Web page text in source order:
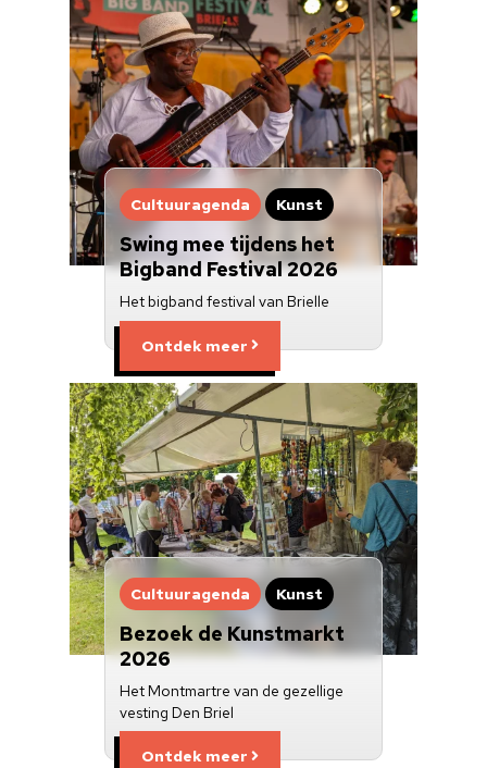
Cultuuragenda Kunst
Swing mee tijdens het
Bigband Festival 2026
Het bigband festival van Brielle
Ontdek meer
Cultuuragenda Kunst
Bezoek de Kunstmarkt
2026
Het Montmartre van de gezellige
vesting Den Briel
Ontdek meer